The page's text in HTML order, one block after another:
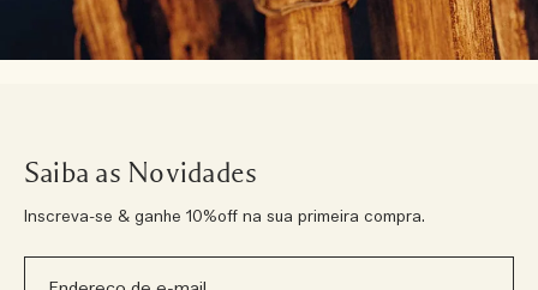
Saiba as Novidades
Inscreva-se & ganhe 10%off na sua primeira compra.